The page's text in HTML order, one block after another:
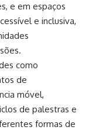
e em espaços
e inclusiva,
como
de
móvel,
de palestras e
formas de